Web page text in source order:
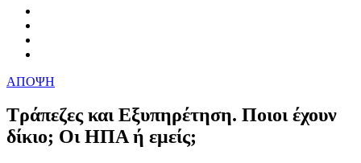
ΑΠΟΨΗ
Τράπεζες και Εξυπηρέτηση. Ποιοι έχουν
δίκιο; Οι ΗΠΑ ή εμείς;